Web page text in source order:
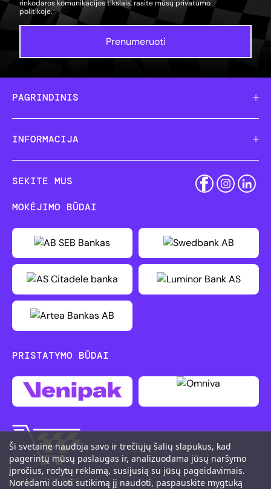
rinkodaros komunikacijos tikslais, rasite mūsų privatumo
politikoje.
Prenumeruoti
PAGRINDINIS
INFORMACIJA
SEKITE MUS
Ši svetainė naudoja savo ir trečiųjų šalių slapukus, kad
pagerintų mūsų paslaugas ir, analizuodama jūsų naršymo
įpročius, rodytų reklamą, susijusią su jūsų pageidavimais.
Norėdami duoti sutikimą jį naudoti, paspauskite mygtuką
MOKĖJIMO BŪDAI
PRISTATYMO BŪDAI
"UAB TOBIS"